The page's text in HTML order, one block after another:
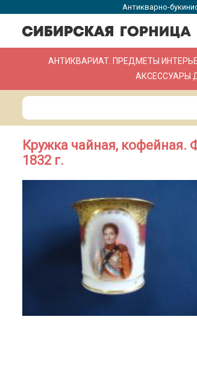
Антикварно-
АНТИКВАРИАТ. ПРЕДМЕТЫ
АКСЕССУАРЫ
Кружка чайная,
1832 г.